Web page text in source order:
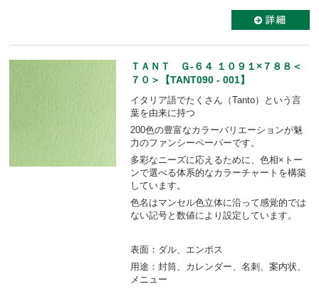
ＴＡＮＴ Ｇ-６４ １０９１×７８８＜
７０＞【TANT090 - 001】
イタリア語でたくさん（Tanto）という言
葉を由来に持つ
200色の豊富なカラーバリエーションが魅
力のファンシーペーパーです。
多彩なニーズに応えるために、色相×トー
ンで選べる体系的なカラーチャートを構築
しています。
色名はマンセル色立体に沿って感覚的では
ない記号と数値により設定しています。
表面：ダル、エンボス
用途：封筒、カレンダー、名刺、案内状、
メニュー